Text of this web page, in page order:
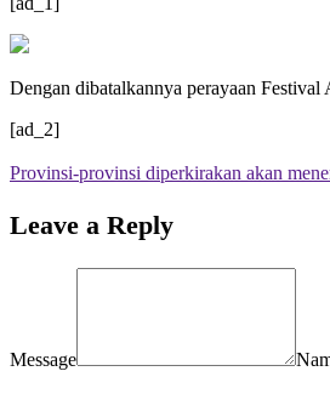
Dengan dibatalkannya perayaan
[ad_2]
Provinsi-provinsi diperkirakan akan
Leave a Reply
Message